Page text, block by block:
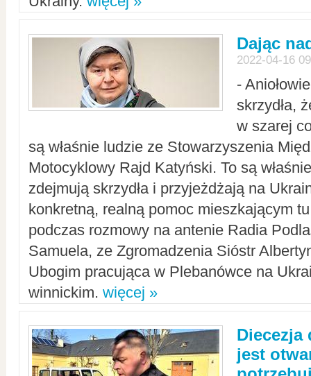
Dając
2022-04-16
-
skrzydła,
w szarej
są właśnie ludzie ze Stowarzyszenia
Motocyklowy Rajd Katyński. To są
zdejmują skrzydła i przyjeżdżają na
konkretną, realną pomoc mieszkającym
podczas rozmowy na antenie Radia
Samuela, ze Zgromadzenia Sióstr
Ubogim pracująca w Plebanówce na
winnickim. więcej »
Diecezja
jest